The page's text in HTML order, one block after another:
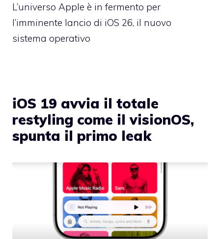
L’universo Apple è in fermento per
l’imminente lancio di iOS 26, il nuovo
sistema operativo
iOS 19 avvia il totale
restyling come il visionOS,
spunta il primo leak